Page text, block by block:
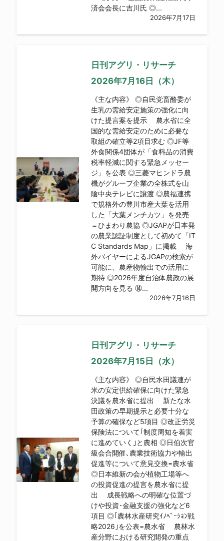
済会会長に吉川氏 ◎...
2026年7月17日
日刊アグリ・リサーチ
2026年7月16日（木）
《主な内容》 ◎自民党畜酪委が
生乳の需給安定施策の強化に向
けた提言案を提示 農水省に全
国的な需給安定のために必要な
取組の確立等2項目求む ◎JF等
外食関係4団体が「食料品の消費
税率軽減に関する緊急メッセー
ジ」を公表 ◎三菱マヒンドラ農
機がグループ企業の全株式を山
陰中央テレビに譲渡 ◎農福連携
で規格外の豊川市産大葉を活用
した「大葉メンチカツ」を発売
＝ひまわり農協 ◎JGAPが日本発
の農業認証制度として初めて「IT
C Standards Map」に掲載 海
外バイヤーによるJGAPの検索が
可能に、農産物輸出での活用に
期待 ◎2026年度自治体農政の展
開方向を見る ⑭...
2026年7月16日
日刊アグリ・リサーチ
2026年7月15日（水）
《主な内容》 ◎自民水田議連が
米の安定供給確保に向けた緊急
決議を農水省に提出 新たな水
田政策の早期提示と必要十分な
予算の確保など5項目 ◎改正労災
保険法について｢制度周知を着実
に進めていく｣と農相 ◎日伯次官
級会合開催､農業技術協力や輸出
促進等について意見交換=農水省
◎日本維新の会が植物工場等へ
の投資促進の提言を農水省に提
出 成長戦略への明確な位置づ
けや投資･金融支援の強化など6
項目 ◎｢農林水産研究ｲﾉﾍﾞｰｼｮﾝ戦
略2026｣を公表=農水省 農林水
産分野における研究開発の重点